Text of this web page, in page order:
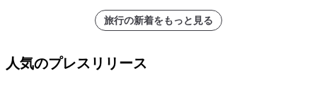
旅行の新着をもっと見る
人気のプレスリリース